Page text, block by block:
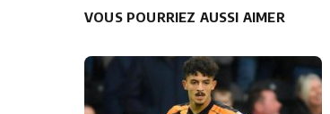
VOUS POURRIEZ AUSSI AIMER